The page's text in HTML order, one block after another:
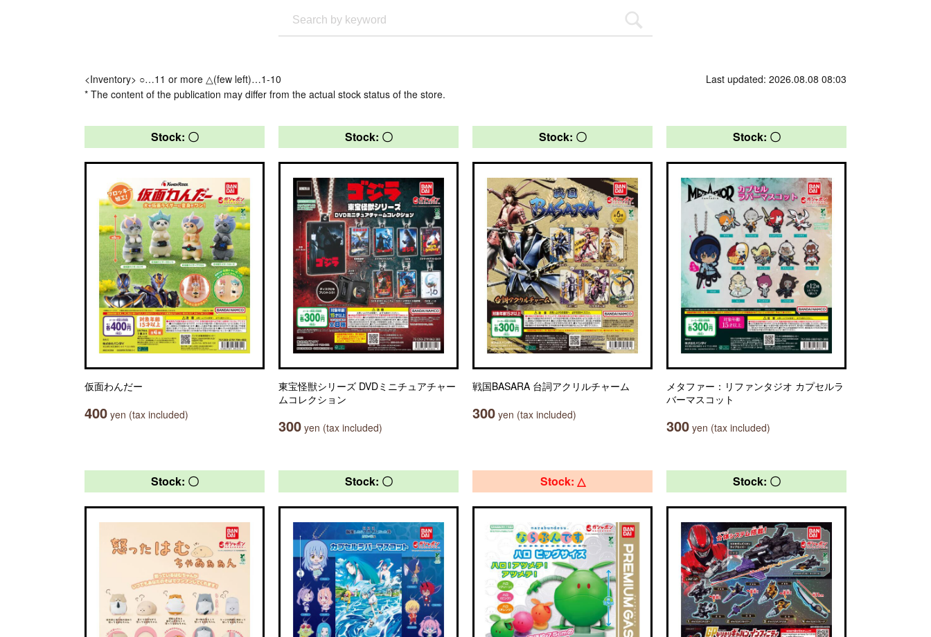
<Inventory> ○…11 or more △(few left)…1-10
* The content of the publication may differ from the actual stock status of the store.
Last updated: 2026.08.08 08:03
Stock: 〇
仮面わんだー
400 yen (tax included)
Stock: 〇
東宝怪獣シリーズ DVDミニチュアチャー
ムコレクション
300 yen (tax included)
Stock: 〇
戦国BASARA 台詞アクリルチャーム
300 yen (tax included)
Stock: 〇
メタファー：リファンタジオ カプセルラ
バーマスコット
300 yen (tax included)
Stock: 〇 Stock: 〇 Stock: △ Stock: 〇